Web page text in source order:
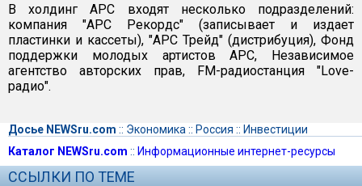
В холдинг АРС входят несколько подразделений:
компания "АРС Рекордс" (записывает и издает
пластинки и кассеты), "АРС Трейд" (дистрибуция), Фонд
поддержки молодых артистов АРС, Независимое
агентство авторских прав, FM-радиостанция "Love-
радио".
Досье NEWSru.com :: Экономика :: Россия :: Инвестиции
Каталог NEWSru.com :: Информационные интернет-ресурсы
ССЫЛКИ ПО ТЕМЕ